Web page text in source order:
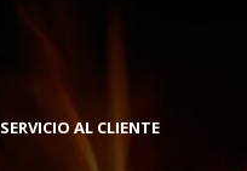
SERVICIO AL CLIENTE